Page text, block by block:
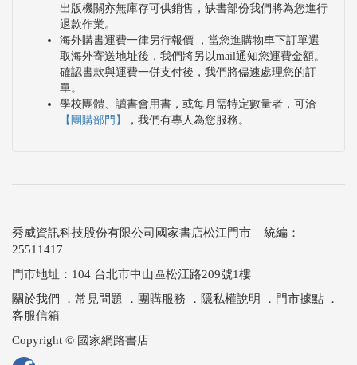
出版機關亦無庫存可供銷售，缺書部份我們將為您進行
退款作業。
海外購書運費一律另行報價 ，當您進購物車下訂單選
取海外寄送地址後，我們將另以mail通知您運費金額。
確認書款與運費一併支付後，我們將儘速處理您的訂
單。
學校團體、讀書會用書，或每月需特定數量者，可洽
【團購部門】
，我們有專人為您服務。
秀威資訊科技股份有限公司國家書店松江門市 統編：
25511417
門市地址：104 台北市中山區松江路209號1樓
關於我們
． 常見問題 ． 團購服務 ． 隱私權說明 ． 門市據點 ．
客服信箱
Copyright © 國家網路書店